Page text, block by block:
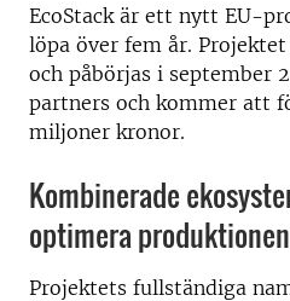
EcoStack är ett nytt EU-
löpa över fem år.
och påbörjas i september
partners och kommer att
miljoner kronor.
Kombinerade
optimera produktionen
Projektets fullständiga